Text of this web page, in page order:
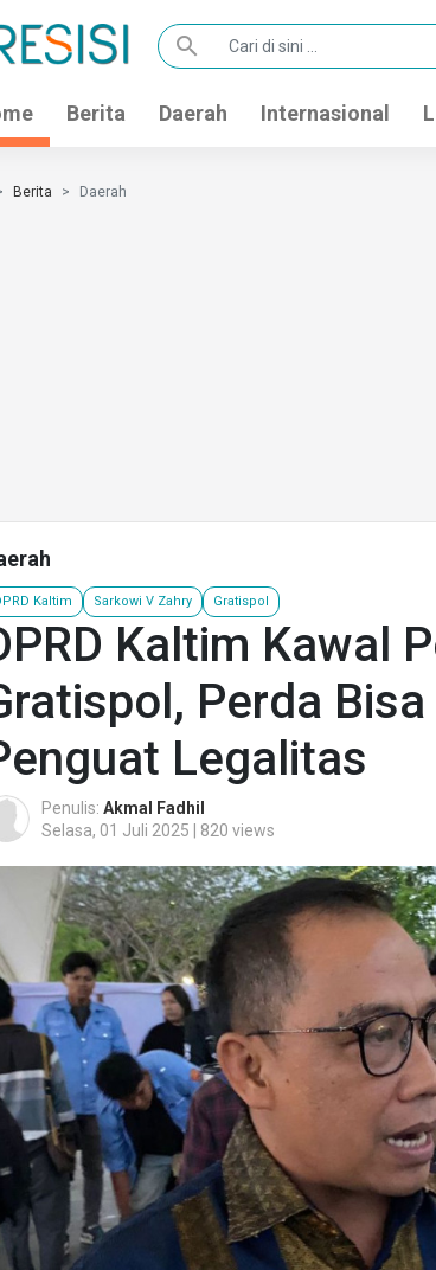
search
Berita Daerah Internasional
Berita Daerah
Kaltim Sarkowi V Zahry Gratispol
Kaltim Kawal
Perda
Legalitas
Penulis: Akmal Fadhil
Selasa, 01 Juli 2025 | 820 views